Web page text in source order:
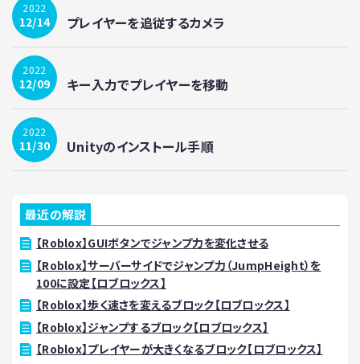
2022
12/14 プレイヤーを追従するカメラ
2022
12/09 キー入力でプレイヤーを移動
2022
11/30 Unityのインストール手順
最近の解説
【Roblox】GUIボタンでジャンプ力を変化させる
【Roblox】サーバーサイドでジャンプ力（JumpHeight）を
100に設定【ロブロックス】
【Roblox】歩く速さを変えるブロック【ロブロックス】
【Roblox】ジャンプするブロック【ロブロックス】
【Roblox】プレイヤーが大きくなるブロック【ロブロックス】